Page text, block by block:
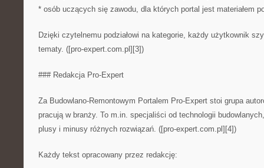
* osób uczących się zawodu, dla których portal jest materiałem
Dzięki czytelnemu podziałowi na kategorie, każdy użytkownik
tematy. ([pro-expert.com.pl][3])
### Redakcja Pro-Expert
Za Budowlano-Remontowym Portalem Pro-Expert stoi grupa
pracują w branży. To m.in. specjaliści od technologii
plusy i minusy różnych rozwiązań. ([pro-expert.com.pl][4])
Każdy tekst opracowany przez redakcję: